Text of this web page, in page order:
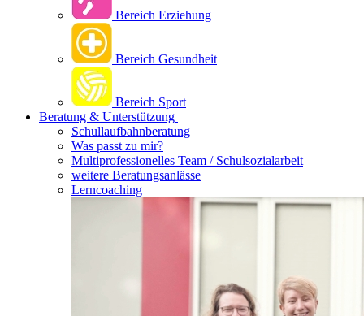
Bereich Erziehung
Bereich Gesundheit
Bereich Sport
Beratung & Unterstützung
Schullaufbahnberatung
Was passt zu mir?
Multipro­fessionelles Team / Schulsozialarbeit
weitere Beratungsanlässe
Lerncoaching